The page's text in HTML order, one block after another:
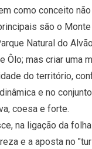
como conceito
são o
Natural do
Ôlo; mas criar uma
do território,
e no
coesa e forte.
na ligação da
e a aposta no